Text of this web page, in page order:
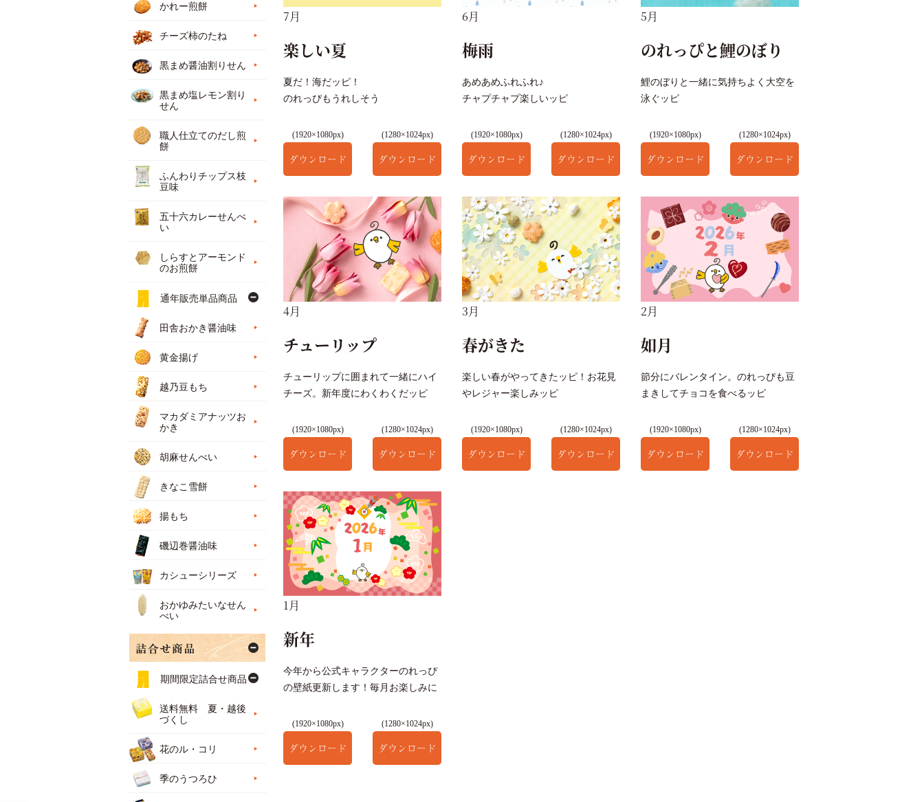
7月
楽しい夏
夏だ！海だッピ！
のれっぴもうれしそう
(1920×1080px)
ダウンロード
(1280×1024px)
ダウンロード
6月
梅雨
あめあめふれふれ♪
チャプチャプ楽しいッピ
(1920×1080px)
ダウンロード
(1280×1024px)
ダウンロード
5月
のれっぴと鯉のぼり
鯉のぼりと一緒に気持ちよく大空を
泳ぐッピ
(1920×1080px)
ダウンロード
(1280×1024px)
ダウンロード
4月
チューリップ
チューリップに囲まれて一緒にハイ
チーズ。新年度にわくわくだッピ
(1920×1080px)
ダウンロード
(1280×1024px)
ダウンロード
3月
春がきた
楽しい春がやってきたッピ！お花見
やレジャー楽しみッピ
(1920×1080px)
ダウンロード
(1280×1024px)
ダウンロード
2月
如月
節分にバレンタイン。のれっぴも豆
まきしてチョコを食べるッピ
(1920×1080px)
ダウンロード
(1280×1024px)
ダウンロード
1月
新年
今年から公式キャラクターのれっぴ
の壁紙更新します！毎月お楽しみに
(1920×1080px)
ダウンロード
(1280×1024px)
ダウンロード
かれー煎餅
チーズ柿のたね
黒まめ醤油割りせん
黒まめ塩レモン割り
せん
職人仕立てのだし煎
餅
ふんわりチップス枝
豆味
五十六カレーせんべ
い
しらすとアーモンド
のお煎餅
通年販売単品商品
田舎おかき醤油味
黄金揚げ
越乃豆もち
マカダミアナッツお
かき
胡麻せんべい
きなこ雪餅
揚もち
磯辺巻醤油味
カシューシリーズ
おかゆみたいなせん
べい
期間限定詰合せ商品
送料無料 夏・越後
づくし
花のル・コリ
季のうつろひ